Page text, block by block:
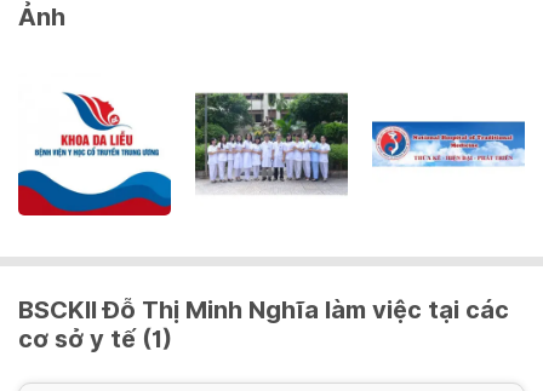
Ảnh
BSCKII Đỗ Thị Minh Nghĩa làm việc tại các
cơ sở y tế (1)